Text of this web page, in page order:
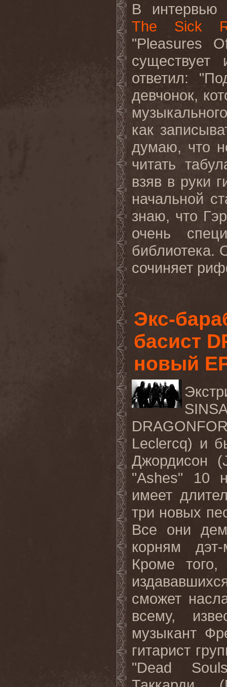
В интервью
The Sick
"Pleasures
ответил:
девчонок,
как
думаю, что
читать
взяв в руки
начальной
знаю, что
очень
библиотека.
сочиняет
Экс-
басист
новый
Leclercq) и
Джордисон
"Ashes" 10
имеет
три новых
Все они
корням
Кроме
сможет
всему,
музыкант
гитарист
"Dead